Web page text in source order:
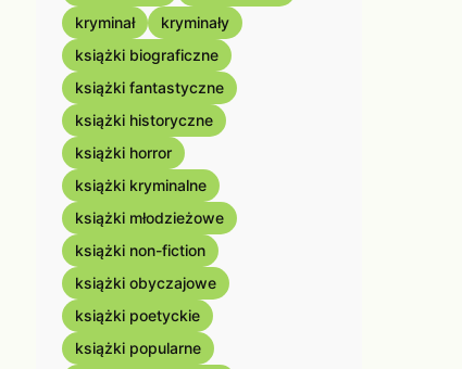
kryminał
kryminały
książki biograficzne
książki fantastyczne
książki historyczne
książki horror
książki kryminalne
książki młodzieżowe
książki non-fiction
książki obyczajowe
książki poetyckie
książki popularne